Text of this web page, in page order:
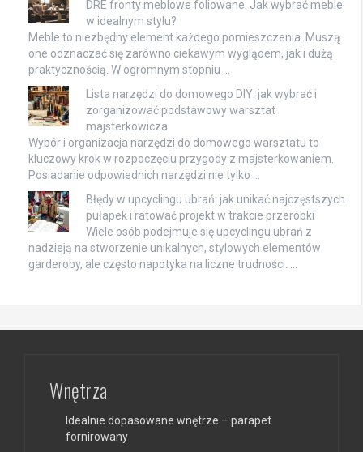
DRE fronty meblowe foliowane. Jak wybrać meble
w idealnym stylu?
Meble to niezbędny element każdego pomieszczenia. Muszą
one odznaczać się zarówno ciekawym wyglądem, jak i dużą
praktycznością. W ogromnym stopniu …
Lista narzędzi do domowego DIY: jak wybrać i
zorganizować podstawowy warsztat
majsterkowicza
Wybór i organizacja narzędzi do domowego warsztatu to
kluczowy krok w rozpoczęciu przygody z majsterkowaniem.
Posiadanie odpowiednich narzędzi nie tylko …
Błędy w upcyclingu ubrań: jak unikać najczęstszych
pułapek i ratować projekt w trakcie przeróbki
Wiele osób podejmuje się upcyclingu ubrań z
nadzieją na stworzenie unikalnych, stylowych elementów
garderoby, ale często napotyka na liczne trudności. …
Wnętrza
Idealnie dopasowane wnętrze – parapet
fornirowany